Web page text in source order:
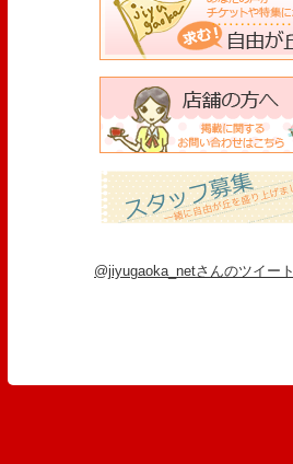
@jiyugaoka_netさんのツイート